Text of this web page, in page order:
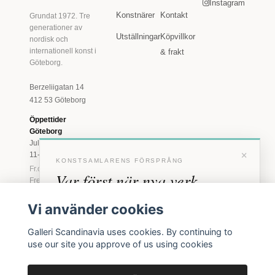
Grundat 1972. Tre
generationer av
nordisk och
internationell konst i
Göteborg.
Berzeliigatan 14
412 53 Göteborg
Öppettider
Göteborg
Juli: Tis 11-18 · Lör
11-16
Fr.o.m. augusti: Tis-
Fre 11-18 · Lör 11-
Marstrand
2026
Tis-Fre 11-18 ·
Konstnärer
Utställningar
Kontakt
Köpvillkor
& frakt
Instagram
×
KONSTSAMLARENS FÖRSPRÅNG
Var först när nya verk
anländer
inbjudningar till vernissage, innan vi annonserar
offentligt.
Vi använder cookies
Galleri Scandinavia uses cookies. By continuing to
use our site you approve of us using cookies